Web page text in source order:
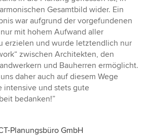
Gesamtbild wider. Ein
war aufgrund der vorgefundenen
mit hohem Aufwand aller
erzielen und wurde letztendlich nur
zwischen Architekten, den
und Bauherren ermöglicht.
daher auch auf diesem Wege
intensive und stets gute
bedanken!”
Planungsbüro GmbH